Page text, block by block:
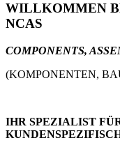
WILLKOMMEN
NCAS
COMPONENTS,
(KOMPONENTEN,
IHR SPEZIALIST